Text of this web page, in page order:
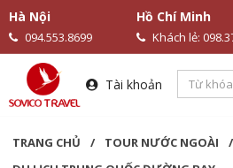
Hà Nội
094.553.8699
Hồ Chí Minh
Khách lẻ:
Tài khoản
TRANG CHỦ / TOUR NƯỚC NGOÀI /